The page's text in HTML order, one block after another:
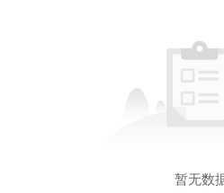
暂无数